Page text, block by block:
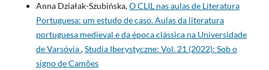
Anna Działak-Szubińska,O CLIL nas aulas de Literatura
Portuguesa: um estudo de caso. Aulas da literatura
portuguesa medieval e da época clássica na Universidade
de Varsóvia,Studia Iberystyczne: Vol. 21 (2022): Sob o
signo de Camões